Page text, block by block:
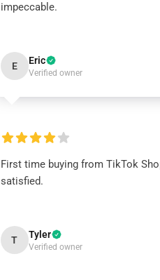
impeccable.
E Eric
Verified owner
First time buying from TikTok
satisfied.
T Tyler
Verified owner